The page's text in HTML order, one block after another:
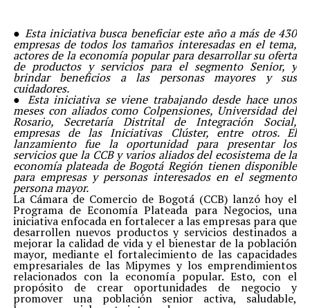
● Esta iniciativa busca beneficiar este año a más de 430
empresas de todos los tamaños interesadas en el tema,
actores de la economía popular para desarrollar su oferta
de productos y servicios para el segmento Senior, y
brindar beneficios a las personas mayores y sus
cuidadores.
● Esta iniciativa se viene trabajando desde hace unos
meses con aliados como Colpensiones, Universidad del
Rosario, Secretaría Distrital de Integración Social,
empresas de las Iniciativas Clúster, entre otros. El
lanzamiento fue la oportunidad para presentar los
servicios que la CCB y varios aliados del ecosistema de la
economía plateada de Bogotá Región tienen disponible
para empresas y personas interesados en el segmento
persona mayor.
La Cámara de Comercio de Bogotá (CCB) lanzó hoy el
Programa de Economía Plateada para Negocios, una
iniciativa enfocada en fortalecer a las empresas para que
desarrollen nuevos productos y servicios destinados a
mejorar la calidad de vida y el bienestar de la población
mayor, mediante el fortalecimiento de las capacidades
empresariales de las Mipymes y los emprendimientos
relacionados con la economía popular. Esto, con el
propósito de crear oportunidades de negocio y
promover una población senior activa, saludable,